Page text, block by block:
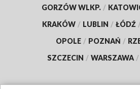
GORZÓW WLKP. /
KRAKÓW / LUBLIN / ŁÓDŹ
OPOLE / POZNAŃ /
SZCZECIN / WARSZAWA /